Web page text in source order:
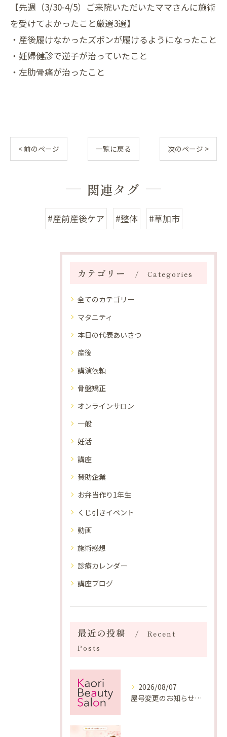
【先週（3/30-4/5）ご来院いただいたママさんに施術
を受けてよかったこと厳選3選】
・産後履けなかったズボンが履けるようになったこと
・妊婦健診で逆子が治っていたこと
・左肋骨痛が治ったこと
< 前のページ 一覧に戻る 次のページ >
関連タグ
#産前産後ケア #整体 #草加市
カテゴリー Categories
全てのカテゴリー
マタニティ
本日の代表あいさつ
産後
講演依頼
骨盤矯正
オンラインサロン
一般
妊活
講座
賛助企業
お弁当作り1年生
くじ引きイベント
動画
施術感想
診療カレンダー
講座ブログ
最近の投稿
Recent
Posts
2026/08/07
屋号変更のお知らせと「SAKUYA Harmonies」に込めた想い